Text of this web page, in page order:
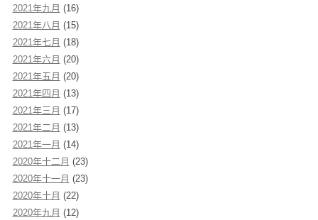
2021年九月 (16)
2021年八月 (15)
2021年七月 (18)
2021年六月 (20)
2021年五月 (20)
2021年四月 (13)
2021年三月 (17)
2021年二月 (13)
2021年一月 (14)
2020年十二月 (23)
2020年十一月 (23)
2020年十月 (22)
2020年九月 (12)